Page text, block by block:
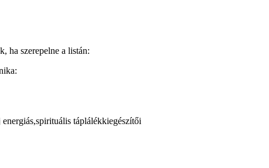
ha szerepelne a listán:
táplálékkiegészítői